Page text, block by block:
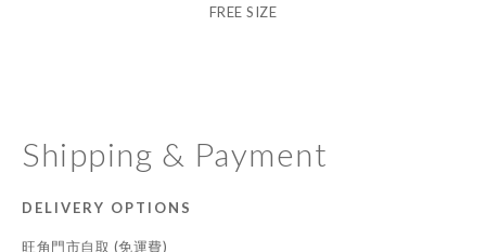
FREE SIZE
Shipping & Payment
DELIVERY OPTIONS
旺角門市自取 (免運費)